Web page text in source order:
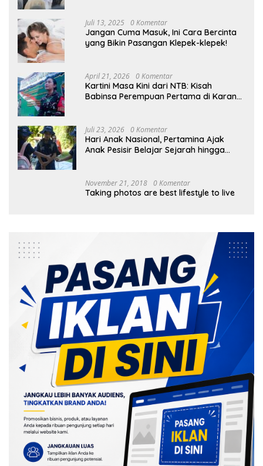
Juli 13, 2025 0 Komentar
Jangan Cuma Masuk, Ini Cara Bercinta
yang Bikin Pasangan Klepek-klepek!
April 21, 2026 0 Komentar
Kartini Masa Kini dari NTB: Kisah
Babinsa Perempuan Pertama di Karang
Juli 23, 2026 0 Komentar
Hari Anak Nasional, Pertamina Ajak
Anak Pesisir Belajar Sejarah hingga
November 21, 2018 0 Komentar
Taking photos are best lifestyle to live